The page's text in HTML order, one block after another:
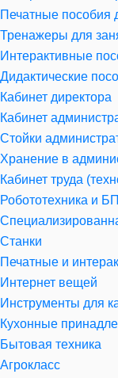
Печатные пособия
Тренажеры для
Интерактивные
Дидактические
Кабинет директора
Кабинет
Стойки
Хранение в
Кабинет труда
Робототехника и
Станки
Печатные и
Интернет вещей
Инструменты для
Кухонные
Бытовая техника
Агрокласс